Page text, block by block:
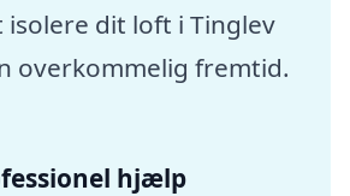
dit loft i Tinglev
overkommelig fremtid.
hjælp